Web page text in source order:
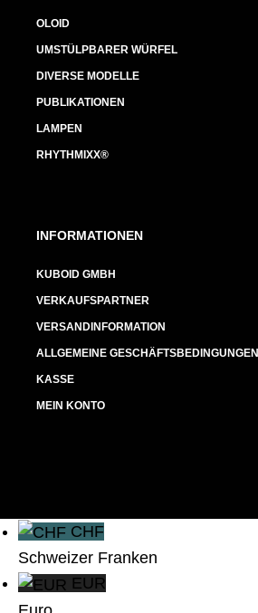
OLOID
UMSTÜLPBARER WÜRFEL
DIVERSE MODELLE
PUBLIKATIONEN
LAMPEN
RHYTHMIXX®
INFORMATIONEN
KUBOID GMBH
VERKAUFSPARTNER
VERSANDINFORMATION
ALLGEMEINE GESCHÄFTSBEDINGUNGEN
KASSE
MEIN KONTO
CHF
Schweizer Franken
EUR